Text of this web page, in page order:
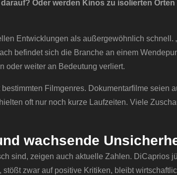
Oder werden Kinos zu isolierten
Entwicklungen als außergewöhnlich schnell.
befindet sich die Branche an einem
oder weiter an Bedeutung verliert.
Filmgenres. Dokumentarfilme seien
oft nur noch kurze Laufzeiten. Viele
wachsende
sind, zeigen auch aktuelle Zahlen. DiCaprios
zwar auf positive Kritiken, bleibt